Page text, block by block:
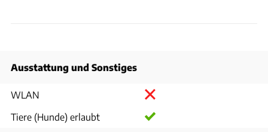
Ausstattung und Sonstiges
WLAN
Tiere (Hunde) erlaubt